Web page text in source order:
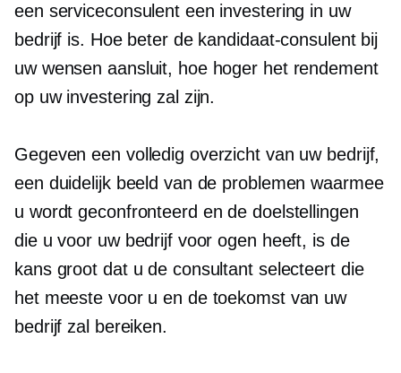
een serviceconsulent een investering in uw
bedrijf is. Hoe beter de kandidaat-consulent bij
uw wensen aansluit, hoe hoger het rendement
op uw investering zal zijn.
Gegeven een volledig overzicht van uw bedrijf,
een duidelijk beeld van de problemen waarmee
u wordt geconfronteerd en de doelstellingen
die u voor uw bedrijf voor ogen heeft, is de
kans groot dat u de consultant selecteert die
het meeste voor u en de toekomst van uw
bedrijf zal bereiken.